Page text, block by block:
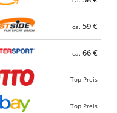
ca. 59 €
ca. 66 €
Top Preis
Top Preis